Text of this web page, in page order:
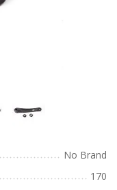
No Brand
170